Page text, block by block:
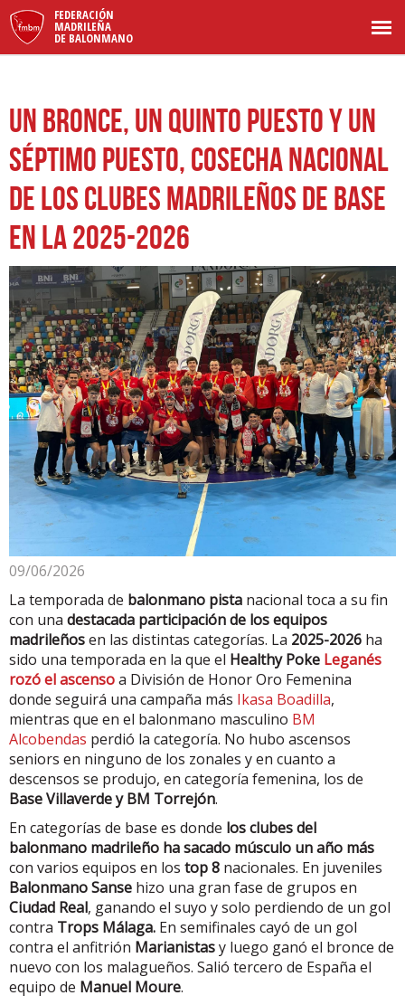
FEDERACIÓN
MADRILEÑA
DE BALONMANO
Un bronce, un quinto puesto y un
séptimo puesto, cosecha nacional
de los clubes madrileños de base
en la 2025-2026
09/06/2026
La temporada de balonmano pista nacional toca a su fin
con una destacada participación de los equipos
madrileñosen las distintas categorías. La 2025-2026 ha
sido una temporada en la que el Healthy Poke Leganés
rozó el ascensoa División de Honor Oro Femenina
donde seguirá una campaña más Ikasa Boadilla,
mientras que en el balonmano masculino BM
Alcobendas perdió la categoría. No hubo ascensos
seniors en ninguno de los zonales y en cuanto a
descensos se produjo, en categoría femenina, los de
Base Villaverde y BM Torrejón.
En categorías de base es donde los clubes del
balonmano madrileño ha sacado músculo un año más
con varios equipos en los top 8 nacionales. En juveniles
Balonmano Sanse hizo una gran fase de grupos en
Ciudad Real, ganando el suyo y solo perdiendo de un gol
contra Trops Málaga. En semifinales cayó de un gol
contra el anfitrión Marianistasy luego ganó el bronce de
nuevo con los malagueños. Salió tercero de España el
equipo de Manuel Moure.